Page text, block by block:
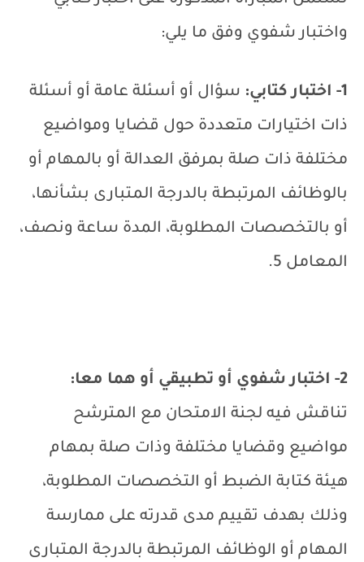
واختبار شفوي وفق ما يلي:
1- اختبار كتابي:
سؤال أو أسئلة عامة أو أسئلة
ذات اختيارات متعددة حول قضايا ومواضيع
مختلفة ذات صلة بمرفق العدالة أو بالمهام أو
بالوظائف المرتبطة بالدرجة المتبارى بشأنها،
أو بالتخصصات المطلوبة، المدة ساعة ونصف،
المعامل 5.
2- اختبار شفوي أو تطبيقي أو هما معا:
تناقش فيه لجنة الامتحان مع المترشح
مواضيع وقضايا مختلفة وذات صلة بمهام
هيئة كتابة الضبط أو التخصصات المطلوبة،
وذلك بهدف تقييم مدى قدرته على ممارسة
المهام أو الوظائف المرتبطة بالدرجة المتبارى